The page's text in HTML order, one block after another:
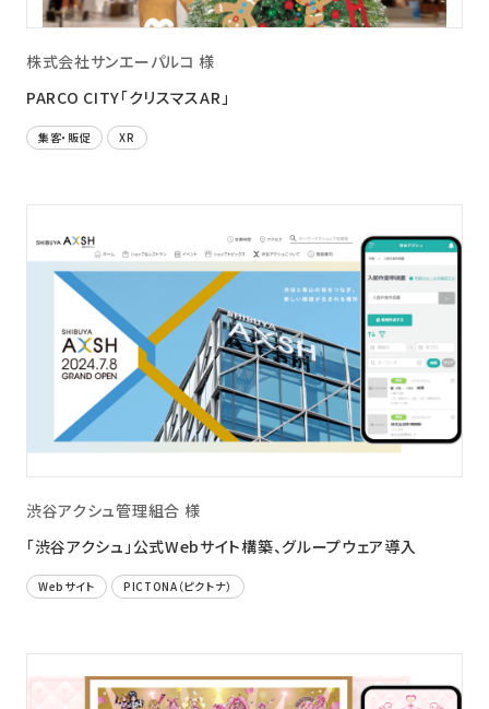
株式会社サンエーパルコ 様
PARCO CITY「クリスマスAR」
集客・販促 XR
渋谷アクシュ管理組合 様
「渋谷アクシュ」公式Webサイト構築、グループウェア導入
Webサイト PICTONA（ピクトナ）